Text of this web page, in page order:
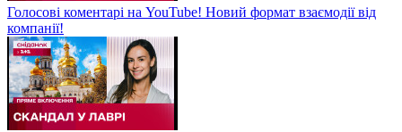
Голосові коментарі на YouTube! Новий формат взаємодії від
компанії!